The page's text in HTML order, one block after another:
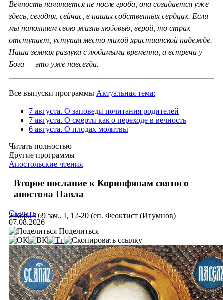
Вечность начинается не после гроба, она созидается уже
здесь, сегодня, сейчас, в наших собственных сердцах. Если
мы наполняем свою жизнь любовью, верой, то страх
отступает, уступая место тихой христианской надежде.
Наша земная разлука с любимыми временна, а встреча у
Бога — это уже навсегда.
Все выпуски программы Актуальная тема:
7 августа. О заповеди почитания родителей
7 августа. О смерти как о переходе в вечность
6 августа. О плодах молитвы
Читать полностью
Другие программы
Апостольские чтения
Второе послание к Коринфянам святого
апостола Павла
2 Кор., 169 зач., I, 12-20 (еп. Феоктист (Игумнов)
Скачать
07.08.2026
Поделиться